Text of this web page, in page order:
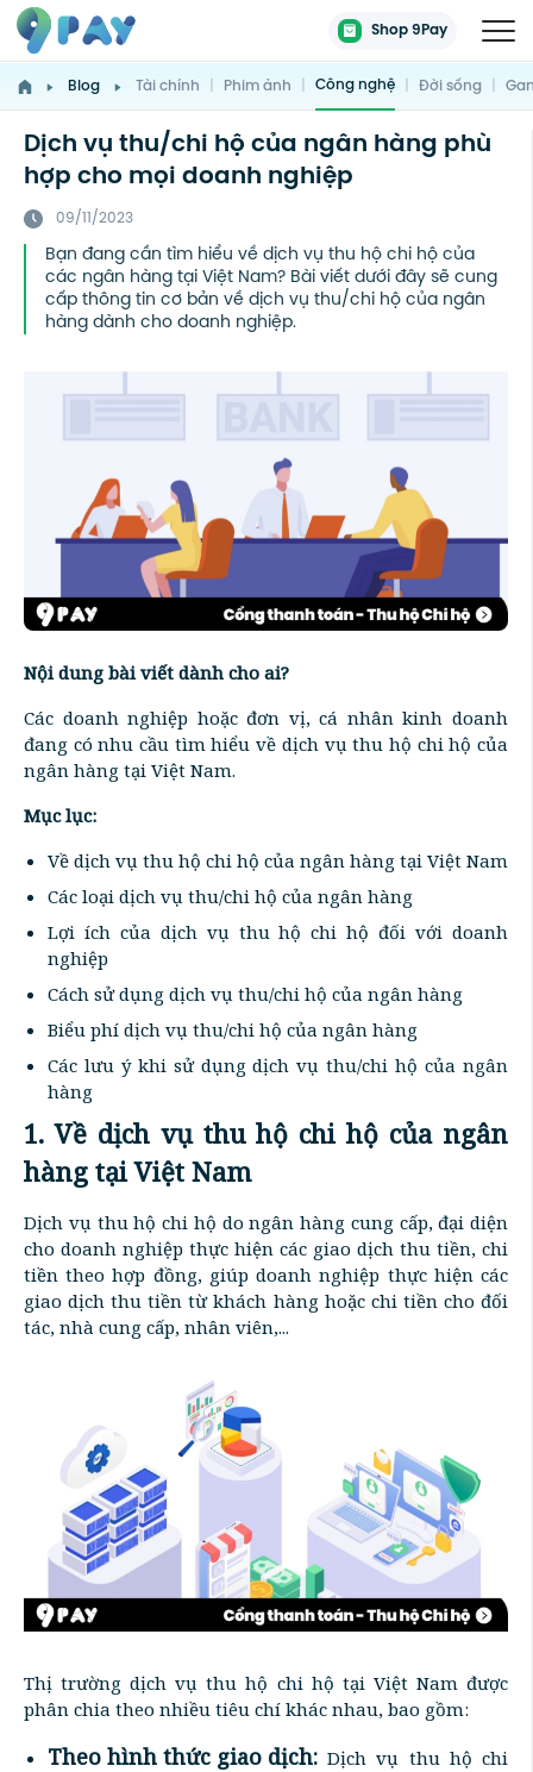
Shop 9Pay
Blog Tài chính | Phim ảnh | Công nghệ | Đời sống |
Dịch vụ thu/chi hộ của ngân hàng phù
hợp cho mọi doanh nghiệp
09/11/2023
Bạn đang cần tìm hiểu về dịch vụ thu hộ chi hộ của
các ngân hàng tại Việt Nam? Bài viết dưới đây sẽ cung
cấp thông tin cơ bản về dịch vụ thu/chi hộ của ngân
hàng dành cho doanh nghiệp.
Nội dung bài viết dành cho ai?
Các doanh nghiệp hoặc đơn vị, cá nhân kinh doanh
đang có nhu cầu tìm hiểu về dịch vụ thu hộ chi hộ của
ngân hàng tại Việt Nam.
Mục lục:
Về dịch vụ thu hộ chi hộ của ngân hàng tại Việt Nam
Các loại dịch vụ thu/chi hộ của ngân hàng
Lợi ích của dịch vụ thu hộ chi hộ đối với doanh
nghiệp
Cách sử dụng dịch vụ thu/chi hộ của ngân hàng
Biểu phí dịch vụ thu/chi hộ của ngân hàng
Các lưu ý khi sử dụng dịch vụ thu/chi hộ của ngân
hàng
1. Về dịch vụ thu hộ chi hộ của ngân
hàng tại Việt Nam
Dịch vụ thu hộ chi hộ do ngân hàng cung cấp, đại diện
cho doanh nghiệp thực hiện các giao dịch thu tiền, chi
tiền theo hợp đồng, giúp doanh nghiệp thực hiện các
giao dịch thu tiền từ khách hàng hoặc chi tiền cho đối
tác, nhà cung cấp, nhân viên,...
Thị trường dịch vụ thu hộ chi hộ tại Việt Nam được
phân chia theo nhiều tiêu chí khác nhau, bao gồm:
Theo hình thức giao dịch: Dịch vụ thu hộ chi